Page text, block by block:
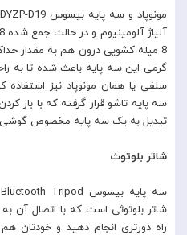
گرمی این سه پایه باعث شده تا به
سلفی یا همان مونوپاد نیز استفاده
تبدیل به یک سه پایه مخصوص
شاتر بلوتوث
شاتر بلوتوثی است که با اتصال آن
راه دورتری انجام دهید و خودتان